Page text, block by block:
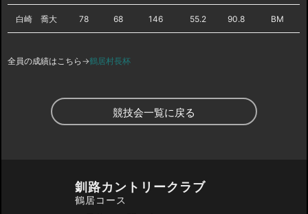
白崎 喬大 78 68 146 55.2 90.8 BM
全員の成績はこちら→鶴居村長杯
競技会一覧に戻る
釧路カントリークラブ
鶴居コース